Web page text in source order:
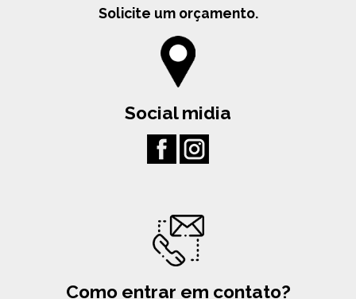
Solicite um orçamento.
Social midia
Como entrar em contato?